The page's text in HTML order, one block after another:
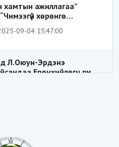
хамтын ажиллагаа”
хөрөнгө
09-04 15:47:00
Л.Оюун-Эрдэнэ
Ерөнхийлөгч рүү